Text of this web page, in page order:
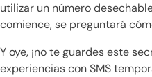
utilizar un número
comience, se preguntará
Y oye, ¡no te guardes este
experiencias con SMS